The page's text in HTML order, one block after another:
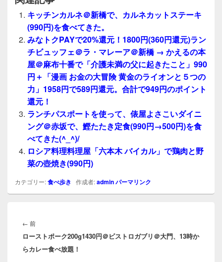
キッチンカルネ＠新橋で、カルネカットステーキ
(990円)を食べてきた。
みなトクPAYで20%還元！1800円(360円還元)ラン
チビュッフェ＠ラ・マレーア＠新橋 → かえるの本
屋＠麻布十番で「介護未満の父に起きたこと」990
円＋「漫画 お金の大冒険 黄金のライオンと５つの
力」1958円で589円還元。合計で949円のポイント
還元！
ランチパスポートを使って、俵屋よさこいダイニ
ング＠赤坂で、鰹たたき定食(990円→500円)を食
べてきた(^_^)/
ロシア料理料理屋「六本木 バイカル」で鶏肉と野
菜の壺焼き(990円)
カテゴリー:食べ歩き 作成者:adminパーマリンク
稿
ナ
ビ
ゲ
← 前前
の
投
ローストポーク200g1430円＠ビストロガブリ＠大門、13時か
らカレー食べ放題！